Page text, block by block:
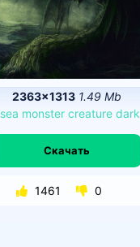
2363×1313 1.49 Mb
sea monster creature dark
Скачать
1461 0